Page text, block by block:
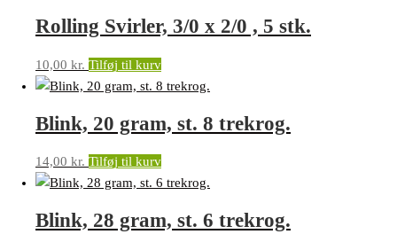
Rolling Svirler, 3/0 x 2/0 , 5 stk.
10,00 kr. Tilføj til kurv
Blink, 20 gram, st. 8 trekrog.
14,00 kr. Tilføj til kurv
Blink, 28 gram, st. 6 trekrog.